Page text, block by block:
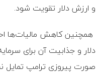
و ارزش دلار تقویت شود.
همچنین کاهش مالیات‌ها
دلار و جذابیت آن برای
صورت پیروزی ترامپ تمایل